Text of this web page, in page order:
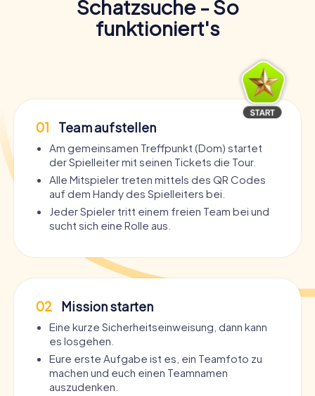
Schatzsuche - So
funktioniert's
01 Team aufstellen
Am gemeinsamen Treffpunkt (Dom) startet
der Spielleiter mit seinen Tickets die Tour.
Alle Mitspieler treten mittels des QR Codes
auf dem Handy des Spielleiters bei.
Jeder Spieler tritt einem freien Team bei und
sucht sich eine Rolle aus.
02 Mission starten
Eine kurze Sicherheitseinweisung, dann kann
es losgehen.
Eure erste Aufgabe ist es, ein Teamfoto zu
machen und euch einen Teamnamen
auszudenken.